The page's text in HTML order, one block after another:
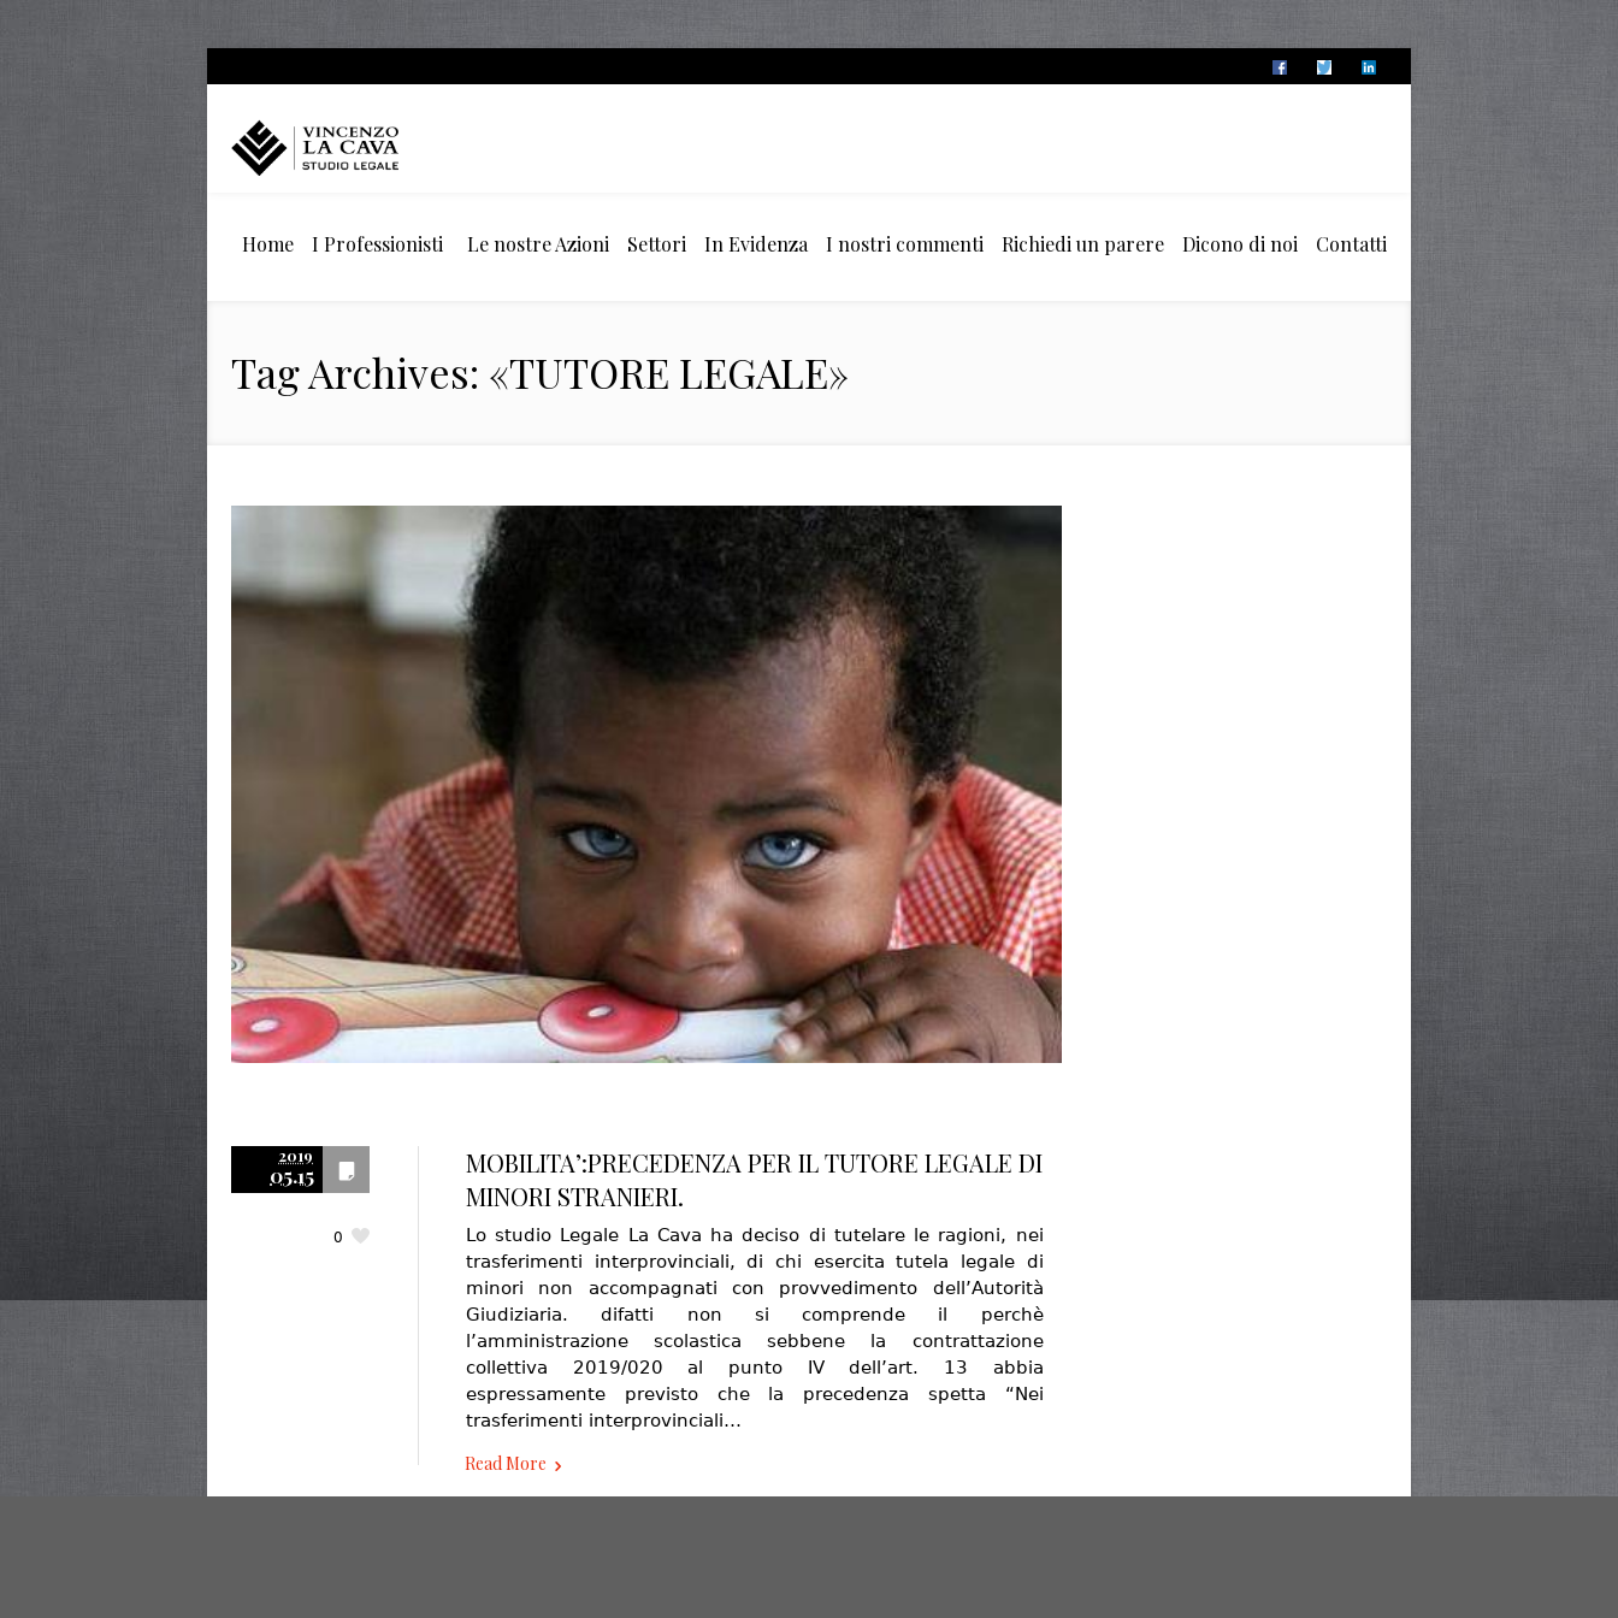
Home I Professionisti Le nostre Azioni Settori In Evidenza I nostri commenti Richiedi un parere Dicono di noi Contatti
Tag Archives: «TUTORE LEGALE»
2019
05.15
0
MOBILITA’:PRECEDENZA PER IL TUTORE LEGALE DI
MINORI STRANIERI.
Lo studio Legale La Cava ha deciso di tutelare le ragioni, nei
trasferimenti interprovinciali, di chi esercita tutela legale di
minori non accompagnati con provvedimento dell’Autorità
Giudiziaria. difatti non si comprende il perchè
l’amministrazione scolastica sebbene la contrattazione
collettiva 2019/020 al punto IV dell’art. 13 abbia
espressamente previsto che la precedenza spetta “Nei
trasferimenti interprovinciali…
Read More